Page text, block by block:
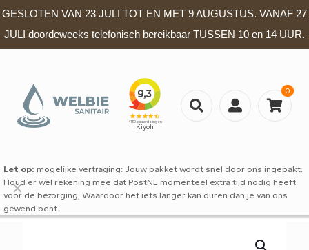
GESLOTEN VAN 23 JULI TOT EN MET 9 AUGUSTUS. VANAF 27
JULI doordeweeks telefonisch bereikbaar TUSSEN 10 en 14 UUR.
0
Let op: mogelijke vertraging: Jouw pakket wordt snel door ons ingepakt.
Houd er wel rekening mee dat PostNL momenteel extra tijd nodig heeft
voor de bezorging, Waardoor het iets langer kan duren dan je van ons
gewend bent.
✕